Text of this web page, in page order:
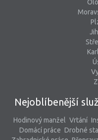
Nejoblíbenější
Hodinový manžel Vrtání
Domácí práce Drobné